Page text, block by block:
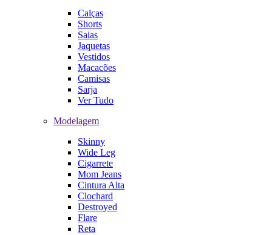
Calças
Shorts
Saias
Jaquetas
Vestidos
Macacões
Camisas
Sarja
Ver Tudo
Modelagem
Skinny
Wide Leg
Cigarrete
Mom Jeans
Cintura Alta
Clochard
Destroyed
Flare
Reta